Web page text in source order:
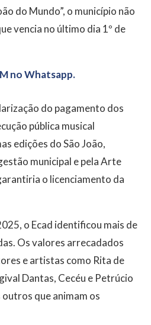
do Mundo”, o município não
vencia no último dia 1º de
no Whatsapp.
do pagamento dos
pública musical
edições do São João,
municipal e pela Arte
o licenciamento da
o Ecad identificou mais de
Os valores arrecadados
e artistas como Rita de
Dantas, Cecéu e Petrúcio
que animam os